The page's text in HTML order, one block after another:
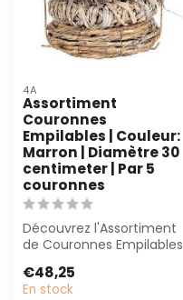
4A
Assortiment
Couronnes
Empilables | Couleur:
Marron | Diamètre 30
centimeter | Par 5
couronnes
Découvrez l'Assortiment
de Couronnes Empilables
chauds. Parf...
€48,25
En stock